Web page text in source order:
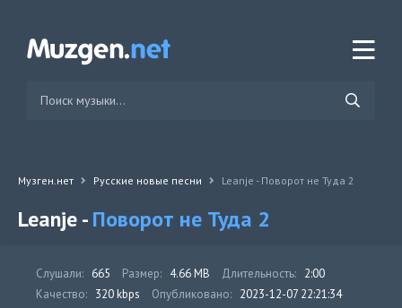
Музген.нет Русские новые песни Leanje - Поворот не Туда 2
Leanje -Поворот не Туда 2
Слушали: 665 Размер: 4.66 MB Длительность: 2:00
Качество: 320 kbps Опубликовано: 2023-12-07 22:21:34